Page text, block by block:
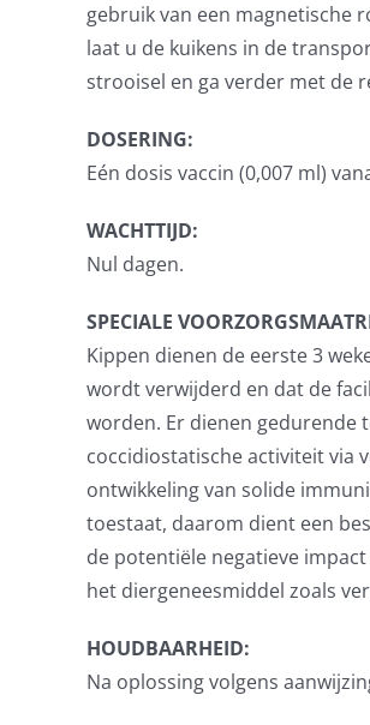
gebruik van een magnetische
laat u de kuikens in de
strooisel en ga verder met de
DOSERING:
Eén dosis vaccin (0,007 ml)
WACHTTIJD:
Nul dagen.
SPECIALE
Kippen dienen de eerste 3
wordt verwijderd en dat de
worden. Er dienen gedurende
coccidiostatische activiteit via
ontwikkeling van solide
toestaat, daarom dient een
de potentiële negatieve
het diergeneesmiddel zoals
HOUDBAARHEID:
Na oplossing volgens